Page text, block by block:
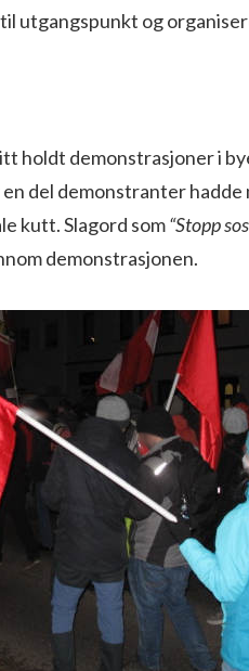
utgangspunkt og
holdt demonstrasjoner i
del demonstranter
kutt. Slagord som“Stopp
demonstrasjonen.